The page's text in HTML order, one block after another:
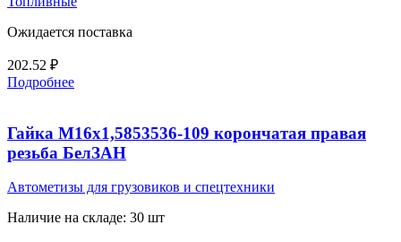
Ожидается поставка
202.52 ₽
Подробнее
Гайка М16х1,5853536-109 корончатая правая
резьба БелЗАН
Автометизы для грузовиков и спецтехники
Наличие на складе: 30 шт